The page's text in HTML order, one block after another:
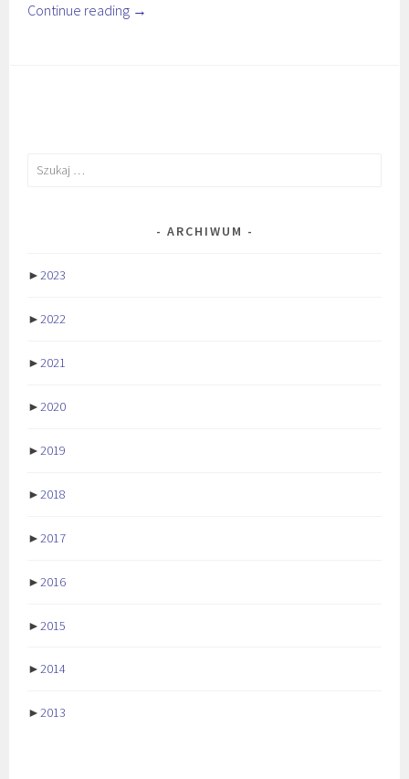
Continue reading →
Szukaj:
ARCHIWUM
►2023
►2022
►2021
►2020
►2019
►2018
►2017
►2016
►2015
►2014
►2013